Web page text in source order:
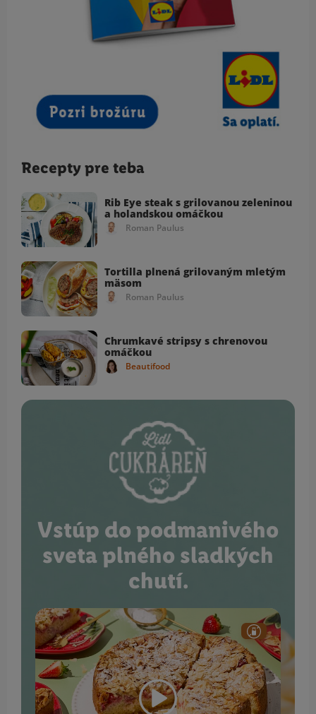
Recepty pre teba
Rib Eye steak s grilovanou zeleninou
a holandskou omáčkou
Roman Paulus
Tortilla plnená grilovaným mletým
mäsom
Roman Paulus
Chrumkavé stripsy s chrenovou
omáčkou
Beautifood
Vstúp do podmanivého
sveta plného sladkých
chutí.